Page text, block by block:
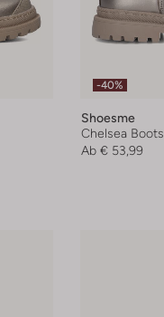
-40%
Shoesme
Chelsea Boots
Ab € 53,99